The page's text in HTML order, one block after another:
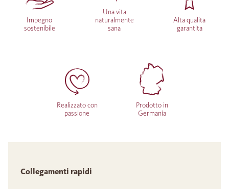
Impegno
sostenibile
Una vita
naturalmente
sana
Alta qualità
garantita
Realizzato con
passione
Prodotto in
Germania
Collegamenti rapidi